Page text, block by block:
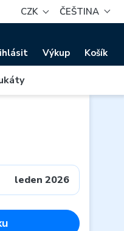
CZK ČEŠTINA
Výkup Košík
leden 2026